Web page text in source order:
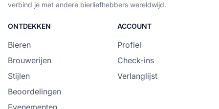
verbind je met andere bierliefhebbers wereldwijd.
ONTDEKKEN
Bieren
Brouwerijen
Stijlen
Beoordelingen
Evenementen
ACCOUNT
Profiel
Check-ins
Verlanglijst